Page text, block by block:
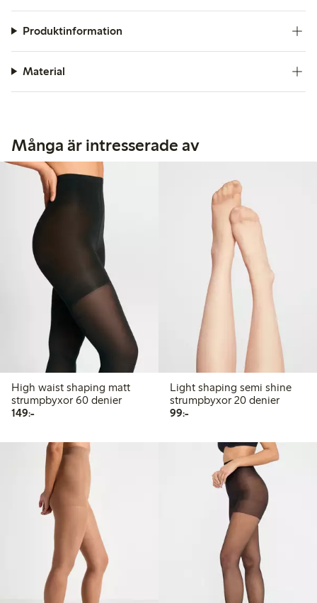
Produktinformation
Material
Många är intresserade av
High waist shaping matt
strumpbyxor 60 denier
149:-149,00 kr
Light shaping semi shine
strumpbyxor 20 denier
99:-99,00 kr